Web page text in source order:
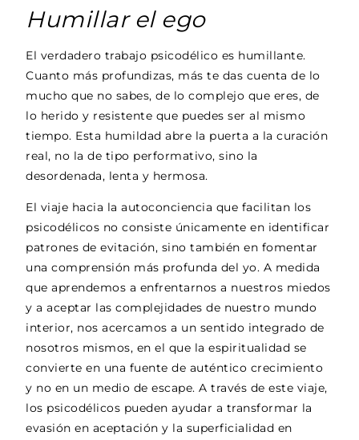
Humillar el ego
El verdadero trabajo psicodélico es humillante.
Cuanto más profundizas, más te das cuenta de lo
mucho que no sabes, de lo complejo que eres, de
lo herido y resistente que puedes ser al mismo
tiempo. Esta humildad abre la puerta a la curación
real, no la de tipo performativo, sino la
desordenada, lenta y hermosa.
El viaje hacia la autoconciencia que facilitan los
psicodélicos no consiste únicamente en identificar
patrones de evitación, sino también en fomentar
una comprensión más profunda del yo. A medida
que aprendemos a enfrentarnos a nuestros miedos
y a aceptar las complejidades de nuestro mundo
interior, nos acercamos a un sentido integrado de
nosotros mismos, en el que la espiritualidad se
convierte en una fuente de auténtico crecimiento
y no en un medio de escape. A través de este viaje,
los psicodélicos pueden ayudar a transformar la
evasión en aceptación y la superficialidad en